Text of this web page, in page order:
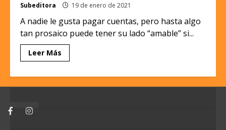
Subeditora 19 de enero de 2021
A nadie le gusta pagar cuentas, pero hasta algo
tan prosaico puede tener su lado “amable” si...
Leer Más
FacebookInstagram